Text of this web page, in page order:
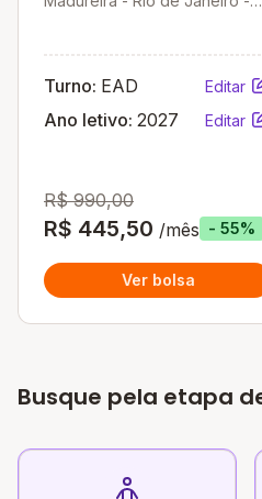
Turno: EAD Editar
Ano letivo: 2027 Editar
R$ 990,00
R$ 445,50 /mês - 55%
Ver bolsa
Busque pela etapa